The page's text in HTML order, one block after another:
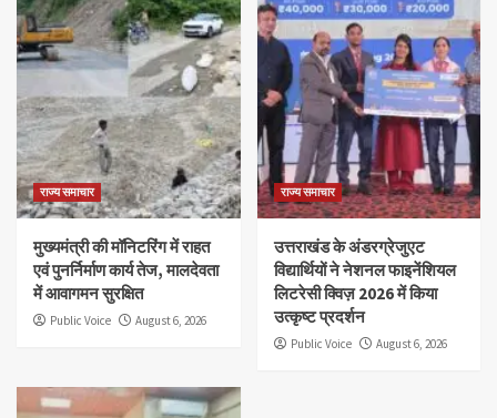
राज्य समाचार
मुख्यमंत्री की मॉनिटरिंग में राहत
एवं पुनर्निर्माण कार्य तेज, मालदेवता
में आवागमन सुरक्षित
Public Voice August 6, 2026
राज्य समाचार
उत्तराखंड के अंडरग्रेजुएट
विद्यार्थियों ने नेशनल फाइनेंशियल
लिटरेसी क्विज़ 2026 में किया
उत्कृष्ट प्रदर्शन
Public Voice August 6, 2026